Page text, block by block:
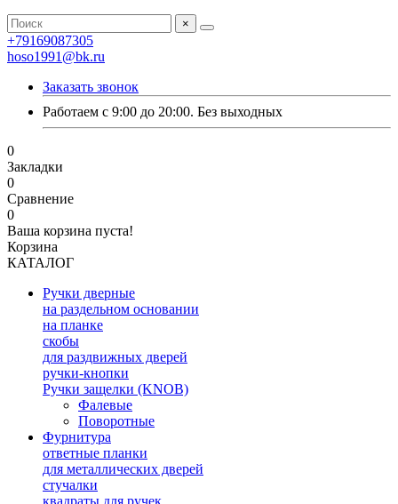
×
+79169087305
hoso1991@bk.ru
Заказать звонок
Работаем с 9:00 до 20:00. Без выходных
0
Закладки
0
Сравнение
0
Ваша корзина пуста!
Корзина
КАТАЛОГ
Ручки дверные
на раздельном основании
на планке
скобы
для раздвижных дверей
ручки-кнопки
Ручки защелки (KNOB)
Фалевые
Поворотные
Фурнитура
ответные планки
для металлических дверей
стучалки
квадраты для ручек